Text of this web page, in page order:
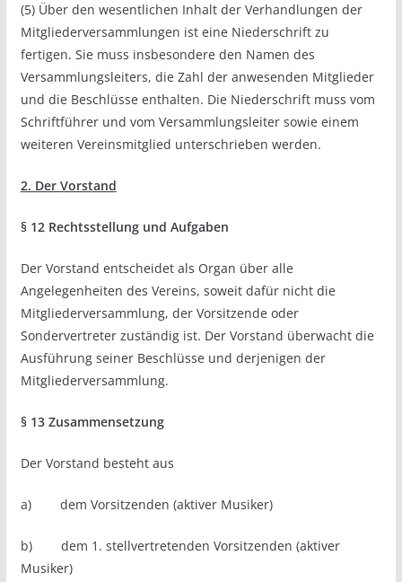
(5) Über den wesentlichen Inhalt der Verhandlungen der
Mitgliederversammlungen ist eine Niederschrift zu
fertigen. Sie muss insbesondere den Namen des
Versammlungsleiters, die Zahl der anwesenden Mitglieder
und die Beschlüsse enthalten. Die Niederschrift muss vom
Schriftführer und vom Versammlungsleiter sowie einem
weiteren Vereinsmitglied unterschrieben werden.
2. Der Vorstand
§ 12 Rechtsstellung und Aufgaben
Der Vorstand entscheidet als Organ über alle
Angelegenheiten des Vereins, soweit dafür nicht die
Mitgliederversammlung, der Vorsitzende oder
Sondervertreter zuständig ist. Der Vorstand überwacht die
Ausführung seiner Beschlüsse und derjenigen der
Mitgliederversammlung.
§ 13 Zusammensetzung
Der Vorstand besteht aus
a) dem Vorsitzenden (aktiver Musiker)
b) dem 1. stellvertretenden Vorsitzenden (aktiver
Musiker)